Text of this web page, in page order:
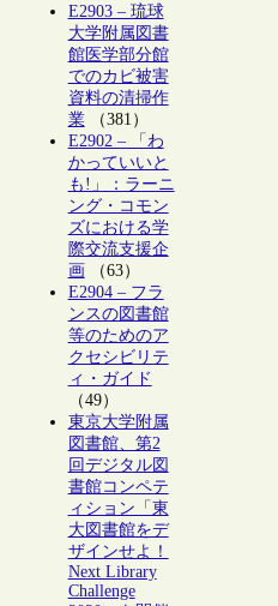
E2903 – 琉球
大学附属図書
館医学部分館
でのカビ被害
資料の清掃作
業（381）
E2902 – 「わ
かっていいと
も!」：ラーニ
ング・コモン
ズにおける学
際交流支援企
画 （63）
E2904 – フラ
ンスの図書館
等のためのア
クセシビリテ
ィ・ガイド
（49）
東京大学附属
図書館、第2
回デジタル図
書館コンペテ
ィション「東
大図書館をデ
ザインせよ！
Next Library
Challenge